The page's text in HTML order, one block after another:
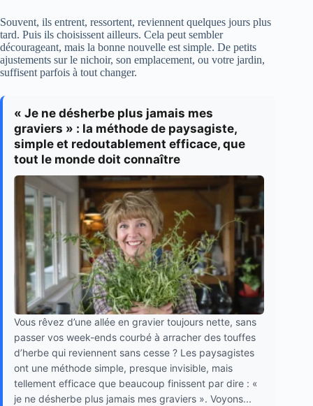
Souvent, ils entrent, ressortent, reviennent quelques jours plus
tard. Puis ils choisissent ailleurs. Cela peut sembler
décourageant, mais la bonne nouvelle est simple. De petits
ajustements sur le nichoir, son emplacement, ou votre jardin,
suffisent parfois à tout changer.
« Je ne désherbe plus jamais mes
graviers » : la méthode de paysagiste,
simple et redoutablement efficace, que
tout le monde doit connaître
Vous rêvez d’une allée en gravier toujours nette, sans
passer vos week-ends courbé à arracher des touffes
d’herbe qui reviennent sans cesse ? Les paysagistes
ont une méthode simple, presque invisible, mais
tellement efficace que beaucoup finissent par dire : «
je ne désherbe plus jamais mes graviers ». Voyons...